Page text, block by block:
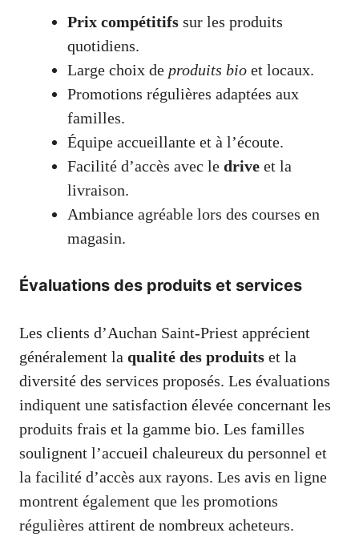
Prix compétitifs sur les produits
quotidiens.
Large choix de produits bio et locaux.
Promotions régulières adaptées aux
familles.
Équipe accueillante et à l’écoute.
Facilité d’accès avec le drive et la
livraison.
Ambiance agréable lors des courses en
magasin.
Évaluations des produits et services
Les clients d’Auchan Saint-Priest apprécient
généralement la qualité des produits et la
diversité des services proposés. Les évaluations
indiquent une satisfaction élevée concernant les
produits frais et la gamme bio. Les familles
soulignent l’accueil chaleureux du personnel et
la facilité d’accès aux rayons. Les avis en ligne
montrent également que les promotions
régulières attirent de nombreux acheteurs.